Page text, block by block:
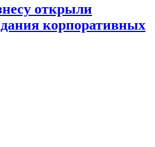
открыли
корпоративных